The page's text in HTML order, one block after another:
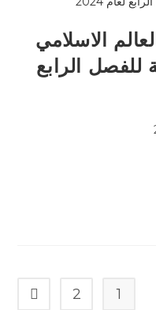
الاسلامي
للفصل الرابع
1
2